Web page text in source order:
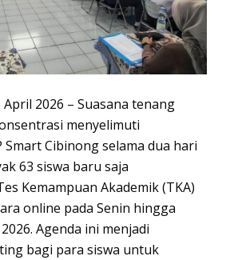
2026 – Suasana tenang
menyelimuti
Smart Cibinong selama dua hari
63 siswa baru saja
Kemampuan Akademik (TKA)
online pada Senin hingga
Agenda ini menjadi
bagi para siswa untuk